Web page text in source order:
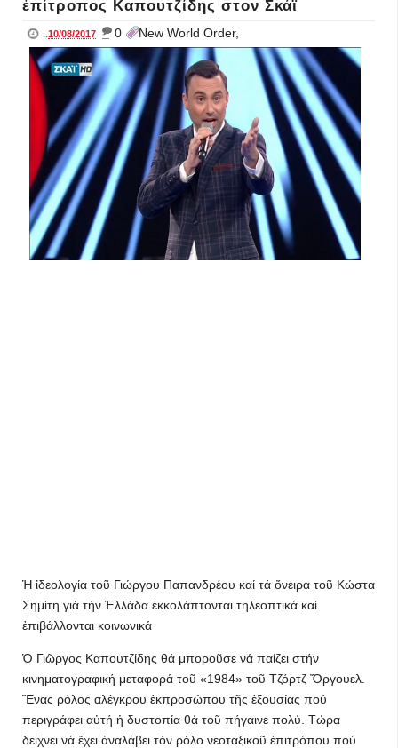
ἐπίτροπος Καπουτζίδης στον Σκάϊ
..10/08/2017 _ 0 New World Order,
Ἡ ἰδεολογία τοῦ Γιώργου Παπανδρέου καί τά ὄνειρα τοῦ Κώστα
Σημίτη γιά τήν Ἑλλάδα ἐκκολάπτονται τηλεοπτικά καί
ἐπιβάλλονται κοινωνικά
Ὁ Γιῶργος Καπουτζίδης θά μποροῦσε νά παίζει στήν
κινηματογραφική μεταφορά τοῦ «1984» τοῦ Τζόρτζ Ὄργουελ.
Ἕνας ρόλος αλέγκρου ἐκπροσώπου τῆς ἐξουσίας πού
περιγράφει αὐτή ἡ δυστοπία θά τοῦ πήγαινε πολύ. Τώρα
δείχνει νά ἔχει ἀναλάβει τόν ρόλο νεοταξικοῦ ἐπιτρόπου πού